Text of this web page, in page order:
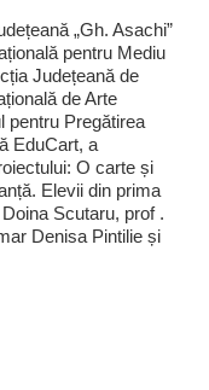
„Gh. Asachi”
pentru Mediu
Județeană de
de Arte
pentru Pregătirea
EduCart, a
O carte și
Elevii din prima
Scutaru, prof .
Denisa Pintilie și